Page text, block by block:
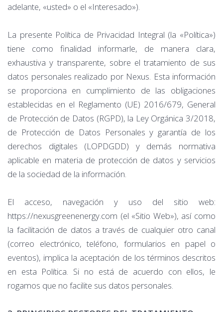
adelante, «usted» o el «Interesado»).
La presente Política de Privacidad Integral (la «Política»)
tiene como finalidad informarle, de manera clara,
exhaustiva y transparente, sobre el tratamiento de sus
datos personales realizado por Nexus. Esta información
se proporciona en cumplimiento de las obligaciones
establecidas en el Reglamento (UE) 2016/679, General
de Protección de Datos (RGPD), la Ley Orgánica 3/2018,
de Protección de Datos Personales y garantía de los
derechos digitales (LOPDGDD) y demás normativa
aplicable en materia de protección de datos y servicios
de la sociedad de la información.
El acceso, navegación y uso del sitio web:
https://nexusgreenenergy.com (el «Sitio Web»), así como
la facilitación de datos a través de cualquier otro canal
(correo electrónico, teléfono, formularios en papel o
eventos), implica la aceptación de los términos descritos
en esta Política. Si no está de acuerdo con ellos, le
rogamos que no facilite sus datos personales.